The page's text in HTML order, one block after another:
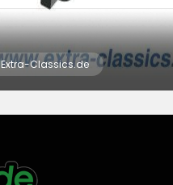
Extra-Classics.de